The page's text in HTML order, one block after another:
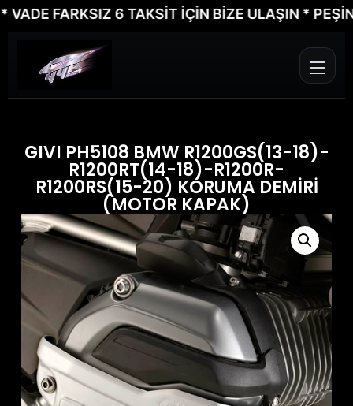
FARKSIZ 6 TAKSİT İÇİN BİZE ULAŞIN * PEŞİN
GIVI PH5108 BMW R1200GS(13-18)-
R1200RT(14-18)-R1200R-
R1200RS(15-20) KORUMA DEMİRİ
(MOTOR KAPAK)